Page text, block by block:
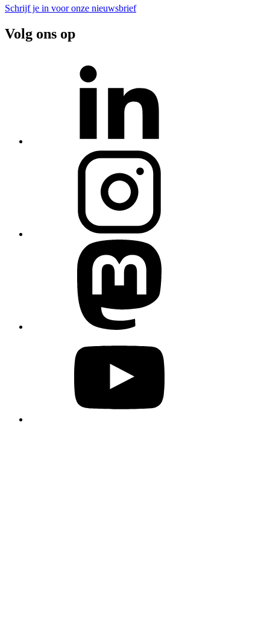
Schrijf je in voor onze nieuwsbrief
Volg ons op